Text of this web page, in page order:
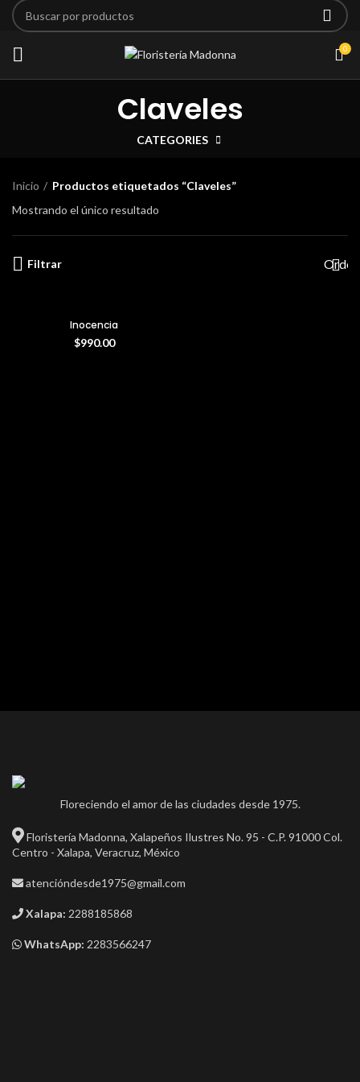
0
Claveles
CATEGORIES
Inicio
Productos etiquetados “Claveles”
Mostrando el único resultado
Filtrar
Inocencia
$990.00
Floreciendo el amor de las ciudades desde 1975.
Floristería Madonna, Xalapeños Ilustres No. 95 - C.P. 91000 Col.
Centro - Xalapa, Veracruz, México
atencióndesde1975@gmail.com
Xalapa: 2288185868
WhatsApp: 2283566247